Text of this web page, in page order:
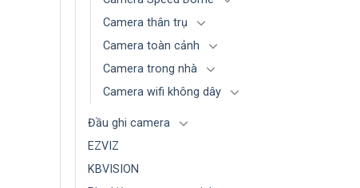
Camera thân trụ
Camera toàn cảnh
Camera trong nhà
Camera wifi không dây
Đầu ghi camera
EZVIZ
KBVISION